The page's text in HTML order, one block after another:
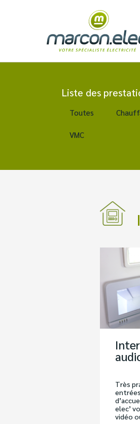
Liste des
Toutes
VMC
Très
elec’
vidéo